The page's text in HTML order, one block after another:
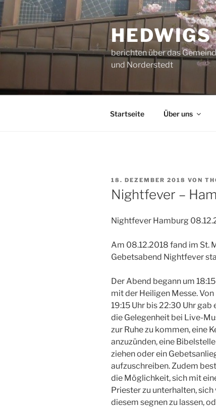
Zum
Inhalt
springen
berichten über das
und Norderstedt
Startseite Über uns
VERÖFFENTLICHT
AM
18. DEZEMBER 2018 VON
Nightfever –
Nightfever Hamburg
Am 08.12.2018 fand im St.
Gebetsabend Nightfever
Der Abend begann um
mit der Heiligen Messe. Von
19:15 Uhr bis 22:30 Uhr gab
die Gelegenheit bei Live-
zur Ruhe zu kommen, eine
anzuzünden, eine Bibelstelle
ziehen oder ein
aufzuschreiben. Zudem
die Möglichkeit, sich mit
Priester zu unterhalten, sich
diesem segnen zu lassen,